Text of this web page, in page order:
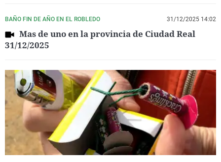
BAÑO FIN DE AÑO EN EL ROBLEDO 31/12/2025 14:02
Mas de uno en la provincia de Ciudad Real
31/12/2025